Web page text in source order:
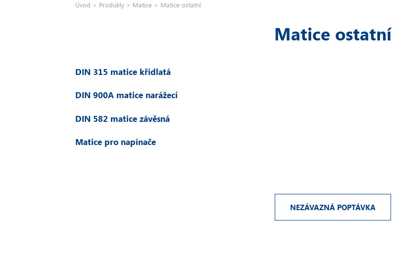
Úvod > Produkty > Matice > Matice ostatní
Matice ostatní
DIN 315 matice křídlatá
DIN 900A matice narážecí
DIN 582 matice závěsná
Matice pro napínače
NEZÁVAZNÁ POPTÁVKA